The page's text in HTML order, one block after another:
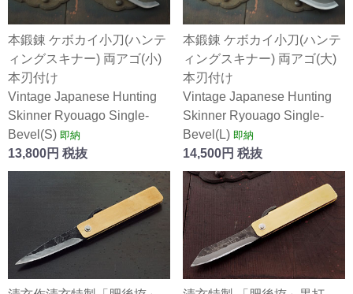
本鍛錬 ケボカイ小刀(ハンテ
ィングスキナー) 両アゴ(小)
本刃付け
Vintage Japanese Hunting
Skinner Ryouago Single-
Bevel(S) 即納
13,800円 税抜
本鍛錬 ケボカイ小刀(ハンテ
ィングスキナー) 両アゴ(大)
本刃付け
Vintage Japanese Hunting
Skinner Ryouago Single-
Bevel(L) 即納
14,500円 税抜